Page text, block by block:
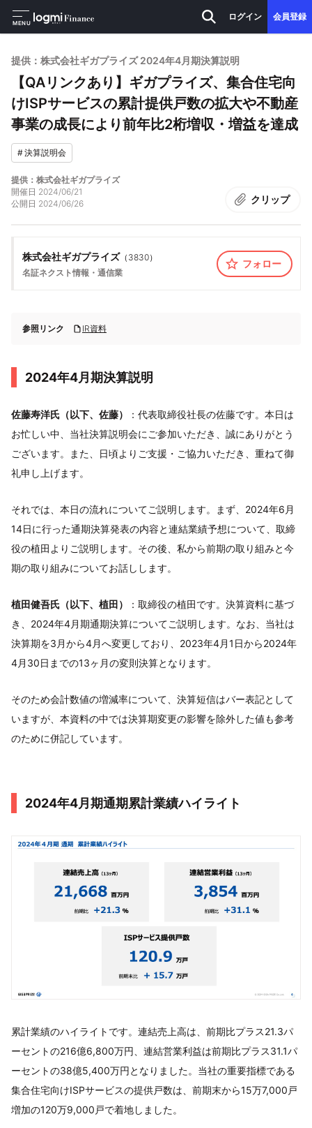
MENU
ログイン 会員登録
提供：株式会社ギガプライズ 2024年4月期決算説明
【QAリンクあり】ギガプライズ、集合住宅向
けISPサービスの累計提供戸数の拡大や不動産
事業の成長により前年比2桁増収・増益を達成
#決算説明会
提供：株式会社ギガプライズ
開催日 2024/06/21
公開日 2024/06/26 クリップ
株式会社ギガプライズ（ 3830）
名証ネクスト情報・通信業
フォロー
参照リンク IR資料
2024年4月期決算説明
佐藤寿洋氏（以下、佐藤）
：代表取締役社長の佐藤です。本日は
お忙しい中、当社決算説明会にご参加いただき、誠にありがとう
ございます。また、日頃よりご支援・ご協力いただき、重ねて御
礼申し上げます。
それでは、本日の流れについてご説明します。まず、2024年6月
14日に行った通期決算発表の内容と連結業績予想について、取締
役の植田よりご説明します。その後、私から前期の取り組みと今
期の取り組みについてお話しします。
植田健吾氏（以下、植田）
：取締役の植田です。決算資料に基づ
き、2024年4月期通期決算についてご説明します。なお、当社は
決算期を3月から4月へ変更しており、2023年4月1日から2024年
4月30日までの13ヶ月の変則決算となります。
そのため会計数値の増減率について、決算短信はバー表記として
いますが、本資料の中では決算期変更の影響を除外した値も参考
のために併記しています。
2024年4月期通期累計業績ハイライト
累計業績のハイライトです。連結売上高は、前期比プラス21.3パ
ーセントの216億6,800万円、連結営業利益は前期比プラス31.1パ
ーセントの38億5,400万円となりました。当社の重要指標である
集合住宅向けISPサービスの提供戸数は、前期末から15万7,000戸
増加の120万9,000戸で着地しました。